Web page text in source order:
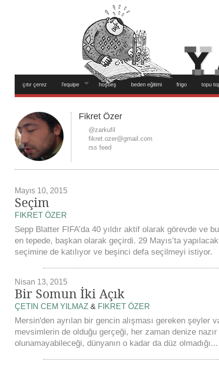
çıtır çerez l’equipe hoşbeş beden eğitimi frigo topu
Fikret Özer
@zarkufil
fikret.ozer@gmail.com
rss feed
Mayıs 10, 2015
Seçim
FIKRET ÖZER
Sepp Blatter FIFA’da 40 yıldır aktif olarak görevde ve
en tepede, başkan olarak geçirdi. 29 Mayıs’ta
seçimine de katılıyor ve beşinci defa seçilmeyi istiyor.
Nisan 13, 2015
Bir Somun İki Açık
ÇETIN CEM YILMAZ & FIKRET ÖZER
Mersin'den ayrılan bir gencin alışması gereken şeyler
mevsimlerin de olduğu gerçeği, her zaman denize nazır
olunamayabileceği, dünyanın o kadar da düz